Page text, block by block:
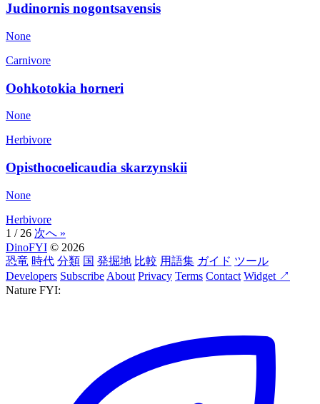
Judinornis nogontsavensis
None
Carnivore
Oohkotokia horneri
None
Herbivore
Opisthocoelicaudia skarzynskii
None
Herbivore
1 / 26 次へ »
DinoFYI © 2026
恐竜 時代 分類 国 発掘地 比較 用語集 ガイド ツール
Developers Subscribe About Privacy Terms Contact Widget ↗
Nature FYI: